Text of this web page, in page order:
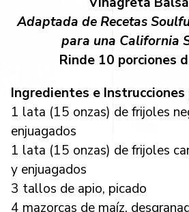
Adaptada de Recetas
para una California
Rinde 10 porciones
Ingredientes e Instrucciones
1 lata (15 onzas) de frijoles
enjuagados
1 lata (15 onzas) de frijoles
y enjuagados
3 tallos de apio, picado
4 mazorcas de maíz,